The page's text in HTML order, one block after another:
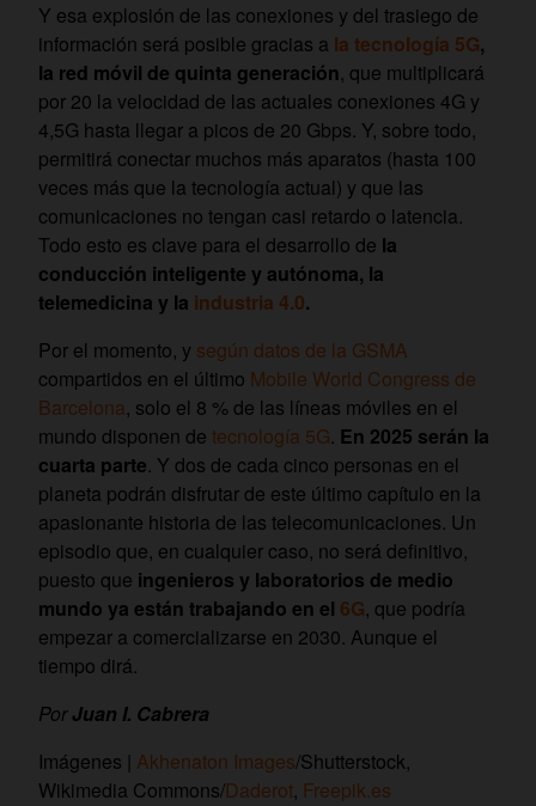
Y esa explosión de las conexiones y del trasiego de
información será posible gracias a la tecnología 5G,
la red móvil de quinta generación, que multiplicará
por 20 la velocidad de las actuales conexiones 4G y
4,5G hasta llegar a picos de 20 Gbps. Y, sobre todo,
permitirá conectar muchos más aparatos (hasta 100
veces más que la tecnología actual) y que las
comunicaciones no tengan casi retardo o latencia.
Todo esto es clave para el desarrollo de la
conducción inteligente y autónoma, la
telemedicina y la industria 4.0.
Por el momento, y según datos de la GSMA
compartidos en el último Mobile World Congress de
Barcelona, solo el 8 % de las líneas móviles en el
mundo disponen de tecnología 5G. En 2025 serán la
cuarta parte. Y dos de cada cinco personas en el
planeta podrán disfrutar de este último capítulo en la
apasionante historia de las telecomunicaciones. Un
episodio que, en cualquier caso, no será definitivo,
puesto que ingenieros y laboratorios de medio
mundo ya están trabajando en el 6G, que podría
empezar a comercializarse en 2030. Aunque el
tiempo dirá.
PorJuan I. Cabrera
Imágenes | Akhenaton Images/Shutterstock,
Wikimedia Commons/Daderot, Freepik.es